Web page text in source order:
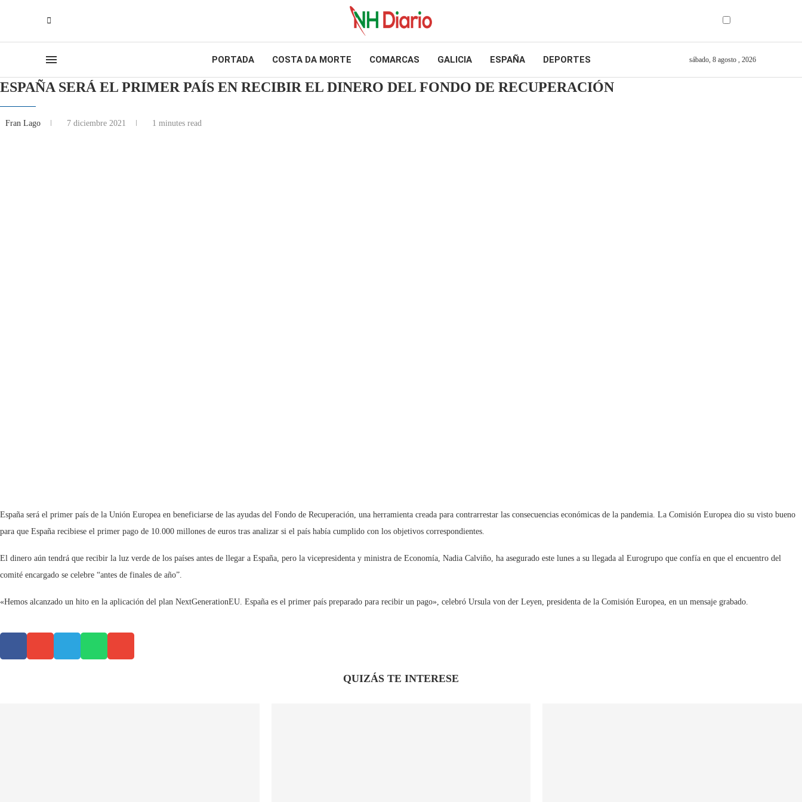
PORTADA COSTA DA MORTE COMARCAS GALICIA ESPAÑA DEPORTES sábado, 8 agosto , 2026
ESPAÑA SERÁ EL PRIMER PAÍS EN RECIBIR EL DINERO DEL FONDO DE RECUPERACIÓN
Fran Lago 7 diciembre 2021 1 minutes read
España será el primer país de la Unión Europea en beneficiarse de las ayudas del Fondo de Recuperación, una herramienta creada para contrarrestar las consecuencias económicas de la pandemia. La Comisión Europea dio su visto bueno
para que España recibiese el primer pago de 10.000 millones de euros tras analizar si el país había cumplido con los objetivos correspondientes.
El dinero aún tendrá que recibir la luz verde de los países antes de llegar a España, pero la vicepresidenta y ministra de Economía, Nadia Calviño, ha asegurado este lunes a su llegada al Eurogrupo que confía en que el encuentro del
comité encargado se celebre “antes de finales de año”.
«Hemos alcanzado un hito en la aplicación del plan NextGenerationEU. España es el primer país preparado para recibir un pago», celebró Ursula von der Leyen, presidenta de la Comisión Europea, en un mensaje grabado.
QUIZÁS TE INTERESE